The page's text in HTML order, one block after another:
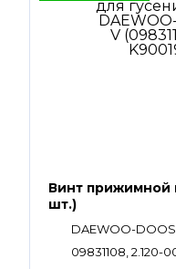
Винт прижимной
шт.)
DAEWOO-
09831108, 2.120-